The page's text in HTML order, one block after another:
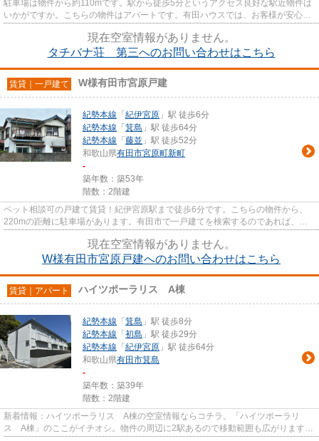
駐車場は物件から約110mです。駅から徒歩5分というアクセス良好な駅近物件は
いかがですか。こちらの物件はアパートです。有田ハウスでは、お客様が安心し
現在空室情報がありません。
タチバナ荘 第三へのお問い合わせはこちら
賃貸｜一戸建て W様有田市宮原戸建
紀勢本線 「 紀伊宮原 」駅 徒歩6分
紀勢本線 「 箕島 」駅 徒歩64分
紀勢本線 「 藤並 」駅 徒歩52分
和歌山県有田市宮原町新町
-
築年数：築53年
階数：2階建
ペット相談可の戸建て賃貸！紀伊宮原駅まで徒歩6分です。こちらの物件から、
220mの距離に駐車場があります。有田市で一戸建てを検索するのであれば、有
現在空室情報がありません。
W様有田市宮原戸建へのお問い合わせはこちら
賃貸｜アパート ハイツポーラリス A棟
紀勢本線 「 箕島 」駅 徒歩8分
紀勢本線 「 初島 」駅 徒歩29分
紀勢本線 「 紀伊宮原 」駅 徒歩64分
和歌山県有田市箕島
-
築年数：築39年
階数：2階建
新着情報：ハイツポーラリス A棟の空室情報ならコチラ。「ハイツポーラリ
ス A棟」のここがイチオシ。物件の周辺に2駅あるので移動範囲も広がります。